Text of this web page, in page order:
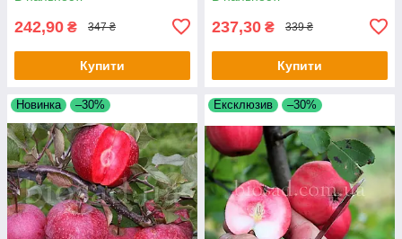
242,90 ₴ 347 ₴
Купити
237,30 ₴ 339 ₴
Купити
Новинка –30% Ексклюзив –30%